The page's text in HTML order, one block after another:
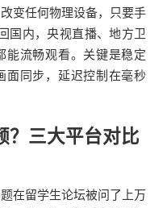
变任何物理设备，只要手
国内，央视直播、地方卫
能流畅观看。关键是稳定
面同步，延迟控制在毫秒
？三大平台对比
在留学生论坛被问了上万